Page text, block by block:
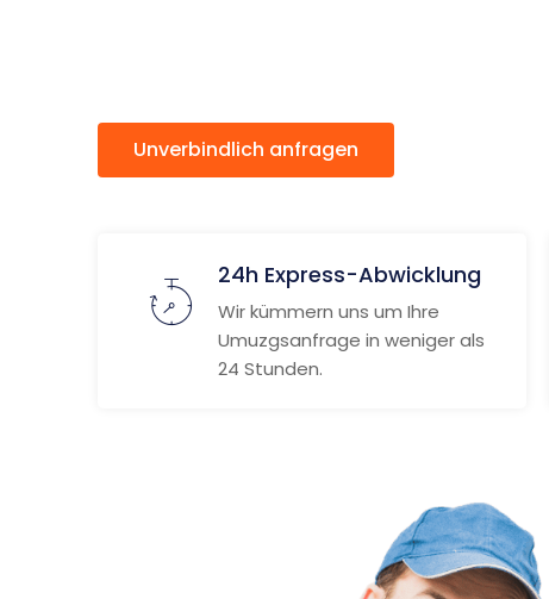
Unverbindlich anfragen
24h Express-Abwicklung
Wir kümmern uns um Ihre
Umuzgsanfrage in weniger als
24 Stunden.